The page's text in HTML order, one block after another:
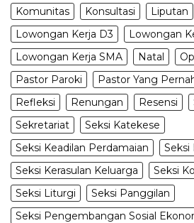
Komunitas
Konsultasi
Liputan
Lowongan Kerja D3
Lowongan
Lowongan Kerja SMA
Natal
Pastor Paroki
Pastor Yang
Refleksi
Renungan Resensi
Sekretariat
Seksi Katekese
Seksi Keadilan Perdamaian
Seksi
Seksi Kerasulan Keluarga
Seksi
Seksi Liturgi
Seksi Panggilan
Seksi Pengembangan Sosial